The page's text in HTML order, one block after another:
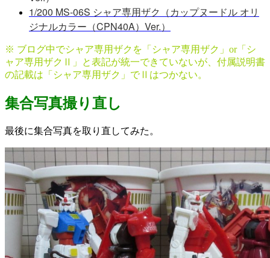
1/200 MS-06S シャア専用ザク（カップヌードル オリ
ジナルカラー（CPN40A）Ver.）
※ ブログ中でシャア専用ザクを「シャア専用ザク」or「シ
ャア専用ザクⅡ」と表記が統一できていないが、付属説明書
の記載は「シャア専用ザク」でⅡはつかない。
集合写真撮り直し
最後に集合写真を取り直してみた。